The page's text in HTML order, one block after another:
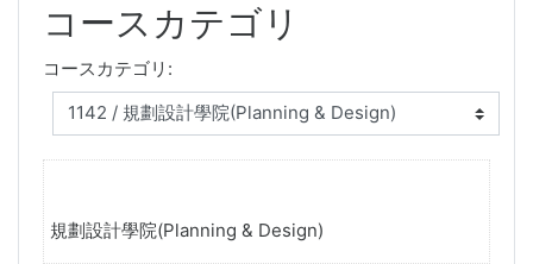
コースカテゴリ
コースカテゴリ:
規劃設計學院(Planning & Design)